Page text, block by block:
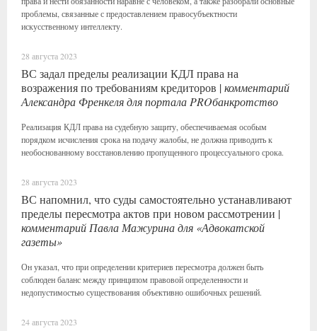
проблемы, связанные с предоставлением правосубъектности
искусственному интеллекту.
28 августа 2023
ВС задал пределы реализации КДЛ права на
возражения по требованиям кредиторов |комментарий
Александра Френкеля для портала PROбанкротство
Реализация КДЛ права на судебную защиту, обеспечиваемая особым
порядком исчисления срока на подачу жалобы, не должна приводить к
необоснованному восстановлению пропущенного процессуального срока.
28 августа 2023
ВС напомнил, что суды самостоятельно устанавливают
пределы пересмотра актов при новом рассмотрении |
комментарий Павла Мажурина для «Адвокатской
газеты»
Он указал, что при определении критериев пересмотра должен быть
соблюден баланс между принципом правовой определенности и
недопустимостью существования объективно ошибочных решений.
24 августа 2023